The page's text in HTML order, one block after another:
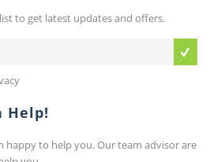
to get latest updates and offers.
Help!
happy to help you. Our team advisor are